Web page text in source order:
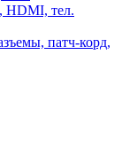
HDMI, тел.
патч-корд,